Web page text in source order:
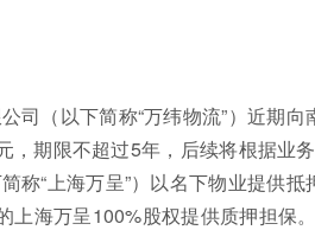
司（以下简称“万纬物流”）近期
，期限不超过5年，后续将根据业
称“上海万呈”）以名下物业提供
上海万呈100%股权提供质押担保。